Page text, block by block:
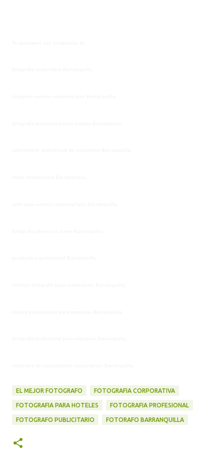
EL MEJOR FOTOGRAFO FOTOGRAFIA CORPORATIVA
FOTOGRAFIA PARA HOTELES FOTOGRAFIA PROFESIONAL
FOTOGRAFO PUBLICITARIO FOTORAFO BARRANQUILLA